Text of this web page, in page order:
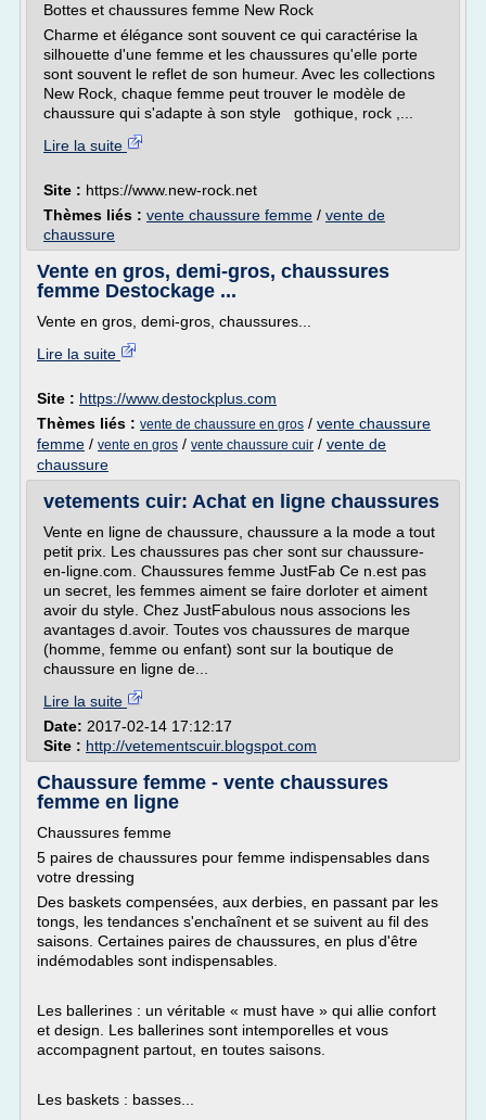
Bottes et chaussures femme New Rock
Charme et élégance sont souvent ce qui caractérise la
silhouette d'une femme et les chaussures qu'elle porte
sont souvent le reflet de son humeur. Avec les collections
New Rock, chaque femme peut trouver le modèle de
chaussure qui s'adapte à son style gothique, rock ,...
Lire la suite
Site : https://www.new-rock.net
Thèmes liés : vente chaussure femme / vente de
chaussure
Vente en gros, demi-gros, chaussures
femme Destockage ...
Vente en gros, demi-gros, chaussures...
Lire la suite
Site : https://www.destockplus.com
Thèmes liés : vente de chaussure en gros / vente chaussure
femme / vente en gros / vente chaussure cuir / vente de
chaussure
vetements cuir: Achat en ligne chaussures
Vente en ligne de chaussure, chaussure a la mode a tout
petit prix. Les chaussures pas cher sont sur chaussure-
en-ligne.com. Chaussures femme JustFab Ce n.est pas
un secret, les femmes aiment se faire dorloter et aiment
avoir du style. Chez JustFabulous nous associons les
avantages d.avoir. Toutes vos chaussures de marque
(homme, femme ou enfant) sont sur la boutique de
chaussure en ligne de...
Lire la suite
Date: 2017-02-14 17:12:17
Site : http://vetementscuir.blogspot.com
Chaussure femme - vente chaussures
femme en ligne
Chaussures femme
5 paires de chaussures pour femme indispensables dans
votre dressing
Des baskets compensées, aux derbies, en passant par les
tongs, les tendances s'enchaînent et se suivent au fil des
saisons. Certaines paires de chaussures, en plus d'être
indémodables sont indispensables.
Les ballerines : un véritable « must have » qui allie confort
et design. Les ballerines sont intemporelles et vous
accompagnent partout, en toutes saisons.
Les baskets : basses...